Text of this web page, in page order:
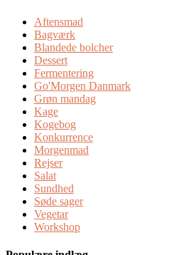
Aftensmad
Bagværk
Blandede bolcher
Dessert
Fermentering
Go'Morgen Danmark
Grøn mandag
Kage
Kogebog
Konkurrence
Morgenmad
Rejser
Salat
Sundhed
Søde sager
Vegetar
Workshop